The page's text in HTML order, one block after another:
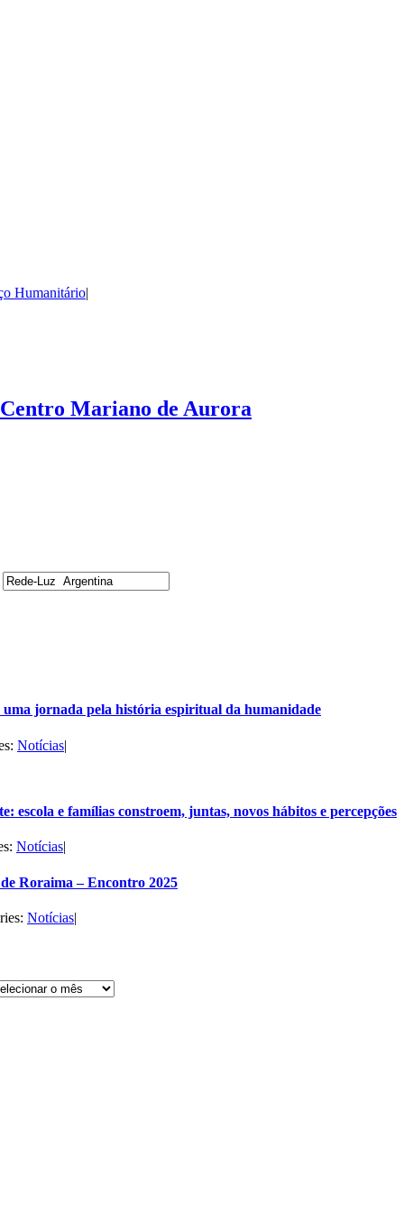
Humanitário|
Mariano de Aurora
jornada pela história espiritual da humanidade
Notícias|
escola e famílias constroem, juntas, novos hábitos e percepções
Notícias|
Roraima – Encontro 2025
Notícias|